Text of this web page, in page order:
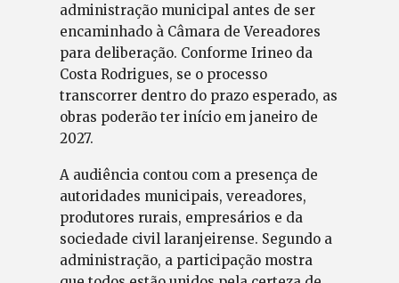
administração municipal antes de ser
encaminhado à Câmara de Vereadores
para deliberação. Conforme Irineo da
Costa Rodrigues, se o processo
transcorrer dentro do prazo esperado, as
obras poderão ter início em janeiro de
2027.
A audiência contou com a presença de
autoridades municipais, vereadores,
produtores rurais, empresários e da
sociedade civil laranjeirense. Segundo a
administração, a participação mostra